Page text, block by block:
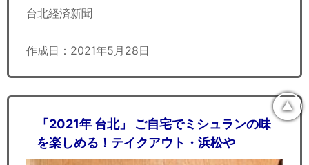
台北経済新聞
作成日：2021年5月28日
「2021年 台北」 ご自宅でミシュランの味
を楽しめる！テイクアウト・浜松や
▲